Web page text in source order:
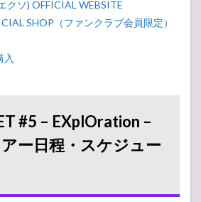
クソ) OFFICIAL WEBSITE
SHOP（ファンクラブ会員限定）
入
#5 – EXplOration –
アー日程・スケジュー